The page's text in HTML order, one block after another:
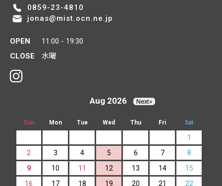
0859-23-4810
jonas@mist.ocn.ne.jp
OPEN
11:00 - 19:30
CLOSE
水曜
Aug 2026 Next»
Sun Mon Tue Wed Thu Fri Sat
1
2
3 4 5 6 7
8
9
10 11 12 13 14
15
16
17 18 19 20 21
22